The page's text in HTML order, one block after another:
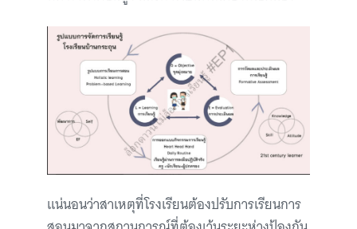
แน่นอนว่าสาเหตุที่โรงเรียนต้องปรับการเรียนการ